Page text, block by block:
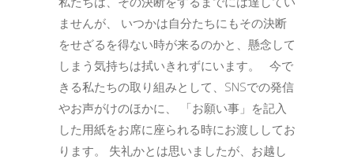
ませんが、 いつかは自分たちにもその決断
をせざるを得ない時が来るのかと、懸念して
しまう気持ちは拭いきれずにいます。 今で
きる私たちの取り組みとして、SNSでの発信
やお声がけのほかに、 「お願い事」を記入
した用紙をお席に座られる時にお渡ししてお
ります。 失礼かとは思いましたが、お越し